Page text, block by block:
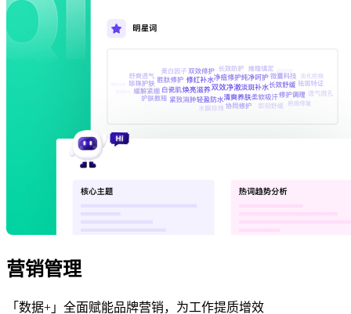
营销管理
「数据+」全面赋能品牌营销，为工作提质增效